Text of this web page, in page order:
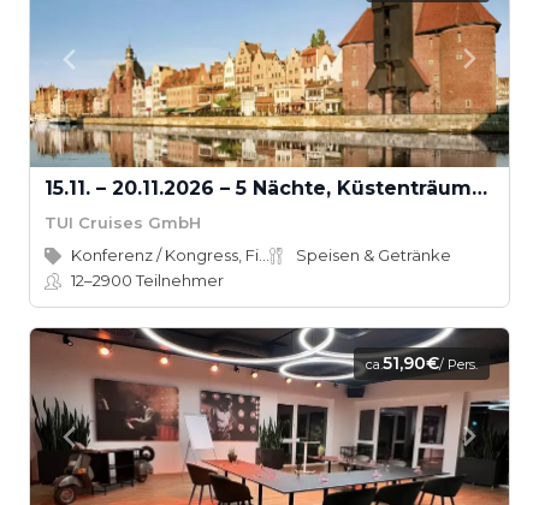
15.11. – 20.11.2026 – 5 Nächte, Küstenträume der Ostsee & Aarhus
TUI Cruises GmbH
Speisen & Getränke
12–2900Teilnehmer
ca.51,90€/ Pers.